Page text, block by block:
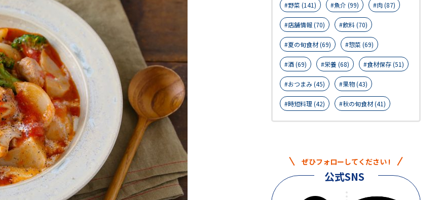
野菜 (141) 魚介 (99) 肉 (87)
店舗情報 (70) 飲料 (70)
夏の旬食材 (69) 惣菜 (69)
酒 (69) 栄養 (68) 食材保存 (51)
おつまみ (45) 果物 (43)
時短料理 (42) 秋の旬食材 (41)
ぜひフォローしてください !
公式SNS